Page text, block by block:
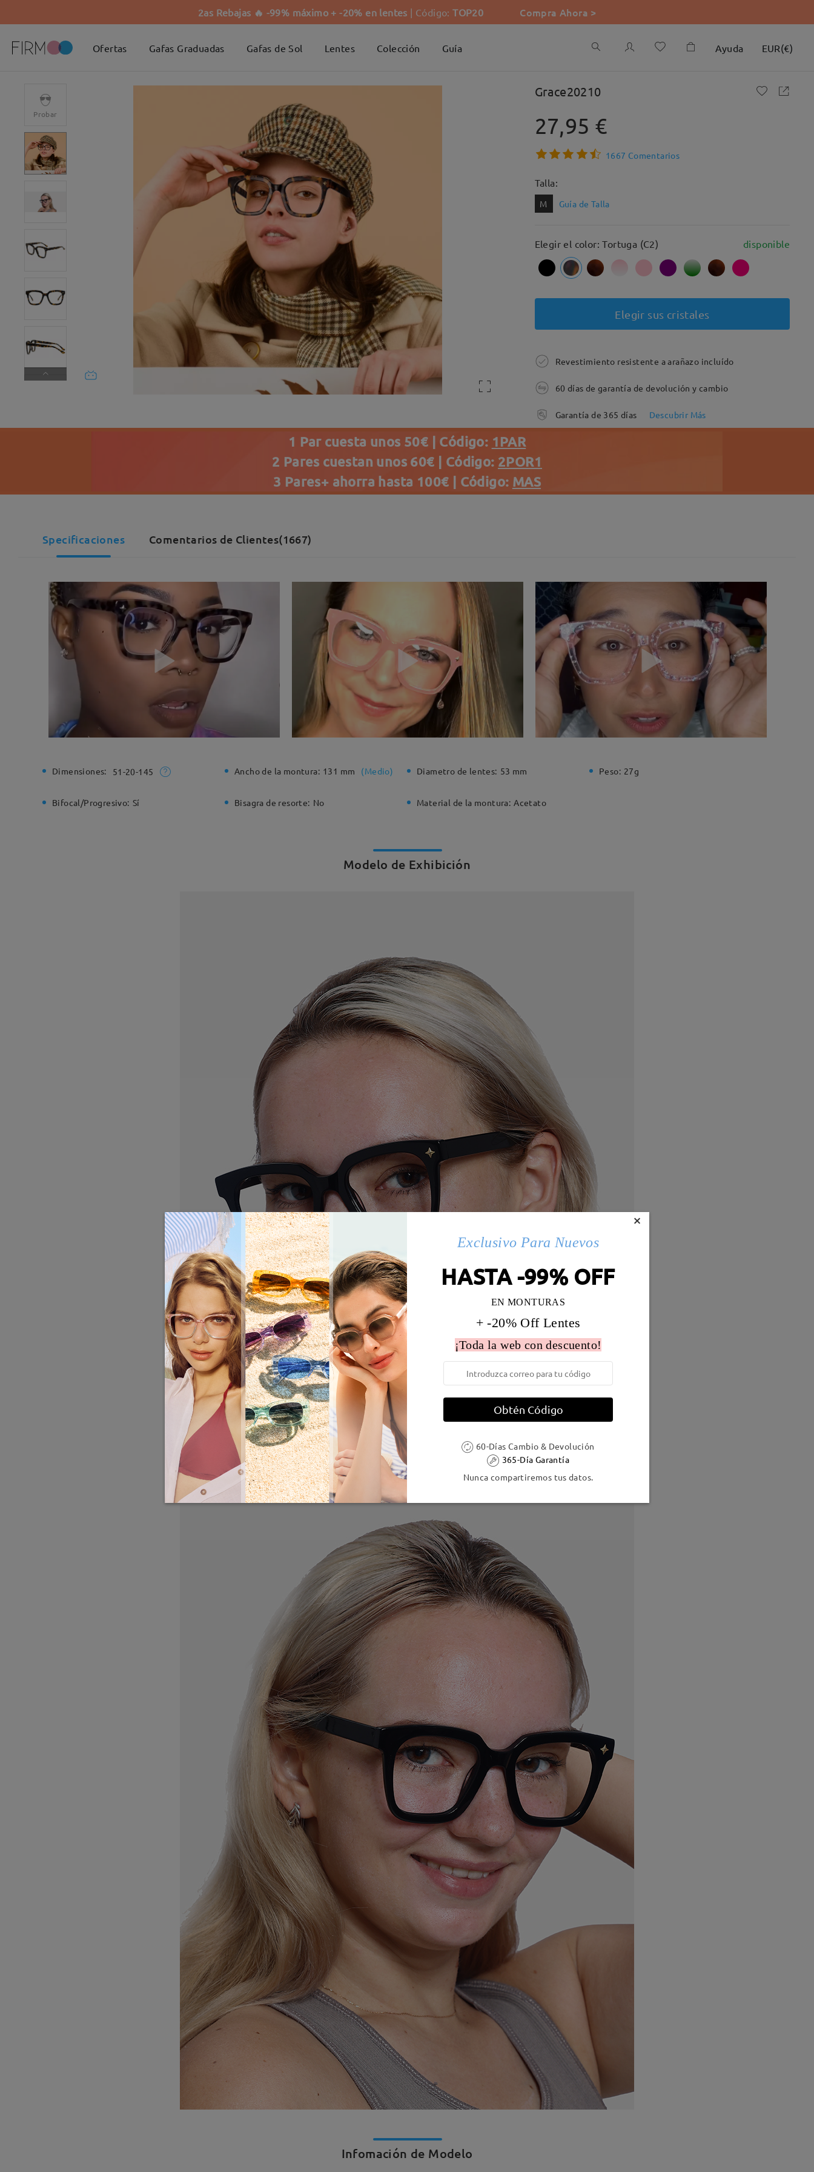
2as Rebajas 🔥 -99% máximo + -20% en lentes | Código:TOP20 Compra Ahora >
Ofertas Gafas Graduadas Gafas de Sol Lentes Colección Guía Ayuda EUR(€)
Probar
con el servicio para
Grace20210
27,95 €
1667 Comentarios
Talla:
M Guía de Talla
Elegir el color: Tortuga (C2) disponible
Elegir sus cristales
Revestimiento resistente a arañazo incluído
60 días de garantía de devolución y cambio
Garantía de 365 días Descubrir Más
1 Par cuesta unos 50€ | Código: 1PAR
2 Pares cuestan unos 60€ | Código: 2POR1
3 Pares+ ahorra hasta 100€ | Código: MAS
Specificaciones Comentarios de Clientes(1667)
Dimensiones: 51-20-145 Ancho de la montura: 131 mm (Medio) Diametro de lentes: 53 mm Peso: 27g
Bifocal/Progresivo: Sí Bisagra de resorte: No Material de la montura: Acetato
Modelo de Exhibición
Infomación de Modelo
×
Exclusivo Para Nuevos
HASTA -99% OFF
EN MONTURAS
+ -20% Off Lentes
¡Toda la web con descuento!
Obtén Código
60-Días Cambio & Devolución
365-Día Garantía
Nunca compartiremos tus datos.